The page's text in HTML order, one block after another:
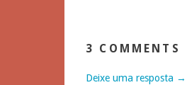
3 COMMENTS
Deixe uma resposta →